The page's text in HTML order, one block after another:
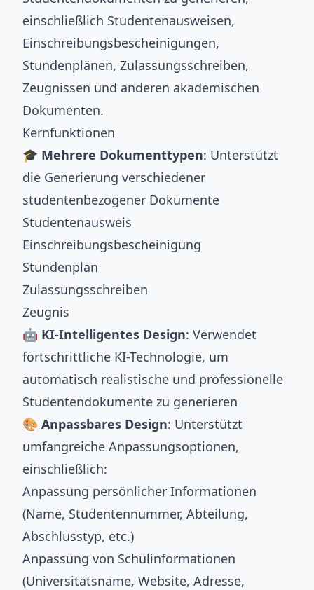
einschließlich Studentenausweisen,
Einschreibungsbescheinigungen,
Stundenplänen, Zulassungsschreiben,
Zeugnissen und anderen akademischen
Dokumenten.
Kernfunktionen
🎓 Mehrere Dokumenttypen: Unterstützt
die Generierung verschiedener
studentenbezogener Dokumente
Studentenausweis
Einschreibungsbescheinigung
Stundenplan
Zulassungsschreiben
Zeugnis
🤖 KI-Intelligentes Design: Verwendet
fortschrittliche KI-Technologie, um
automatisch realistische und professionelle
Studentendokumente zu generieren
🎨 Anpassbares Design: Unterstützt
umfangreiche Anpassungsoptionen,
einschließlich:
Anpassung persönlicher Informationen
(Name, Studentennummer, Abteilung,
Abschlusstyp, etc.)
Anpassung von Schulinformationen
(Universitätsname, Website, Adresse,